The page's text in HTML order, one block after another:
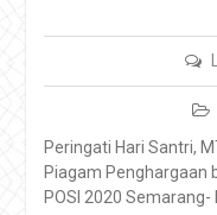
Peringati Hari Santri,
Piagam Penghargaan
POSI 2020